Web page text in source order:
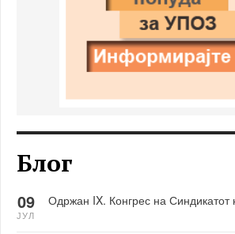
Блог
Одржан IX. Конгрес на
09
ЈУЛ